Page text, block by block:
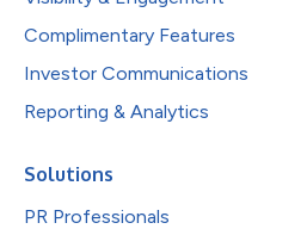
Complimentary Features
Investor Communications
Reporting & Analytics
Solutions
PR Professionals